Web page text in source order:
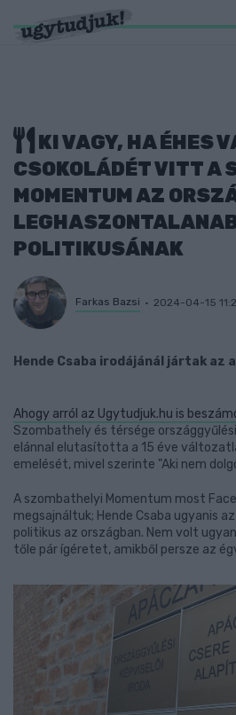
KI VAGY, HA ÉHES
CSOKOLÁDÉT VITT A
MOMENTUM AZ
POLITIKUSÁNAK
Farkas Bazsi 2024-04-15
Hende Csaba irodájánál jártak az
Ahogy arról az Ugytudjuk.hu is
Szombathely és térsége
elánnal elutasította a 15 éve
emelését, mivel szerinte "Aki nem
A szombathelyi Momentum most
megsajnáltuk; Hende Csaba ugyanis
politikus az országban. Nem volt
tőle pár ígéretet, amikből persze az